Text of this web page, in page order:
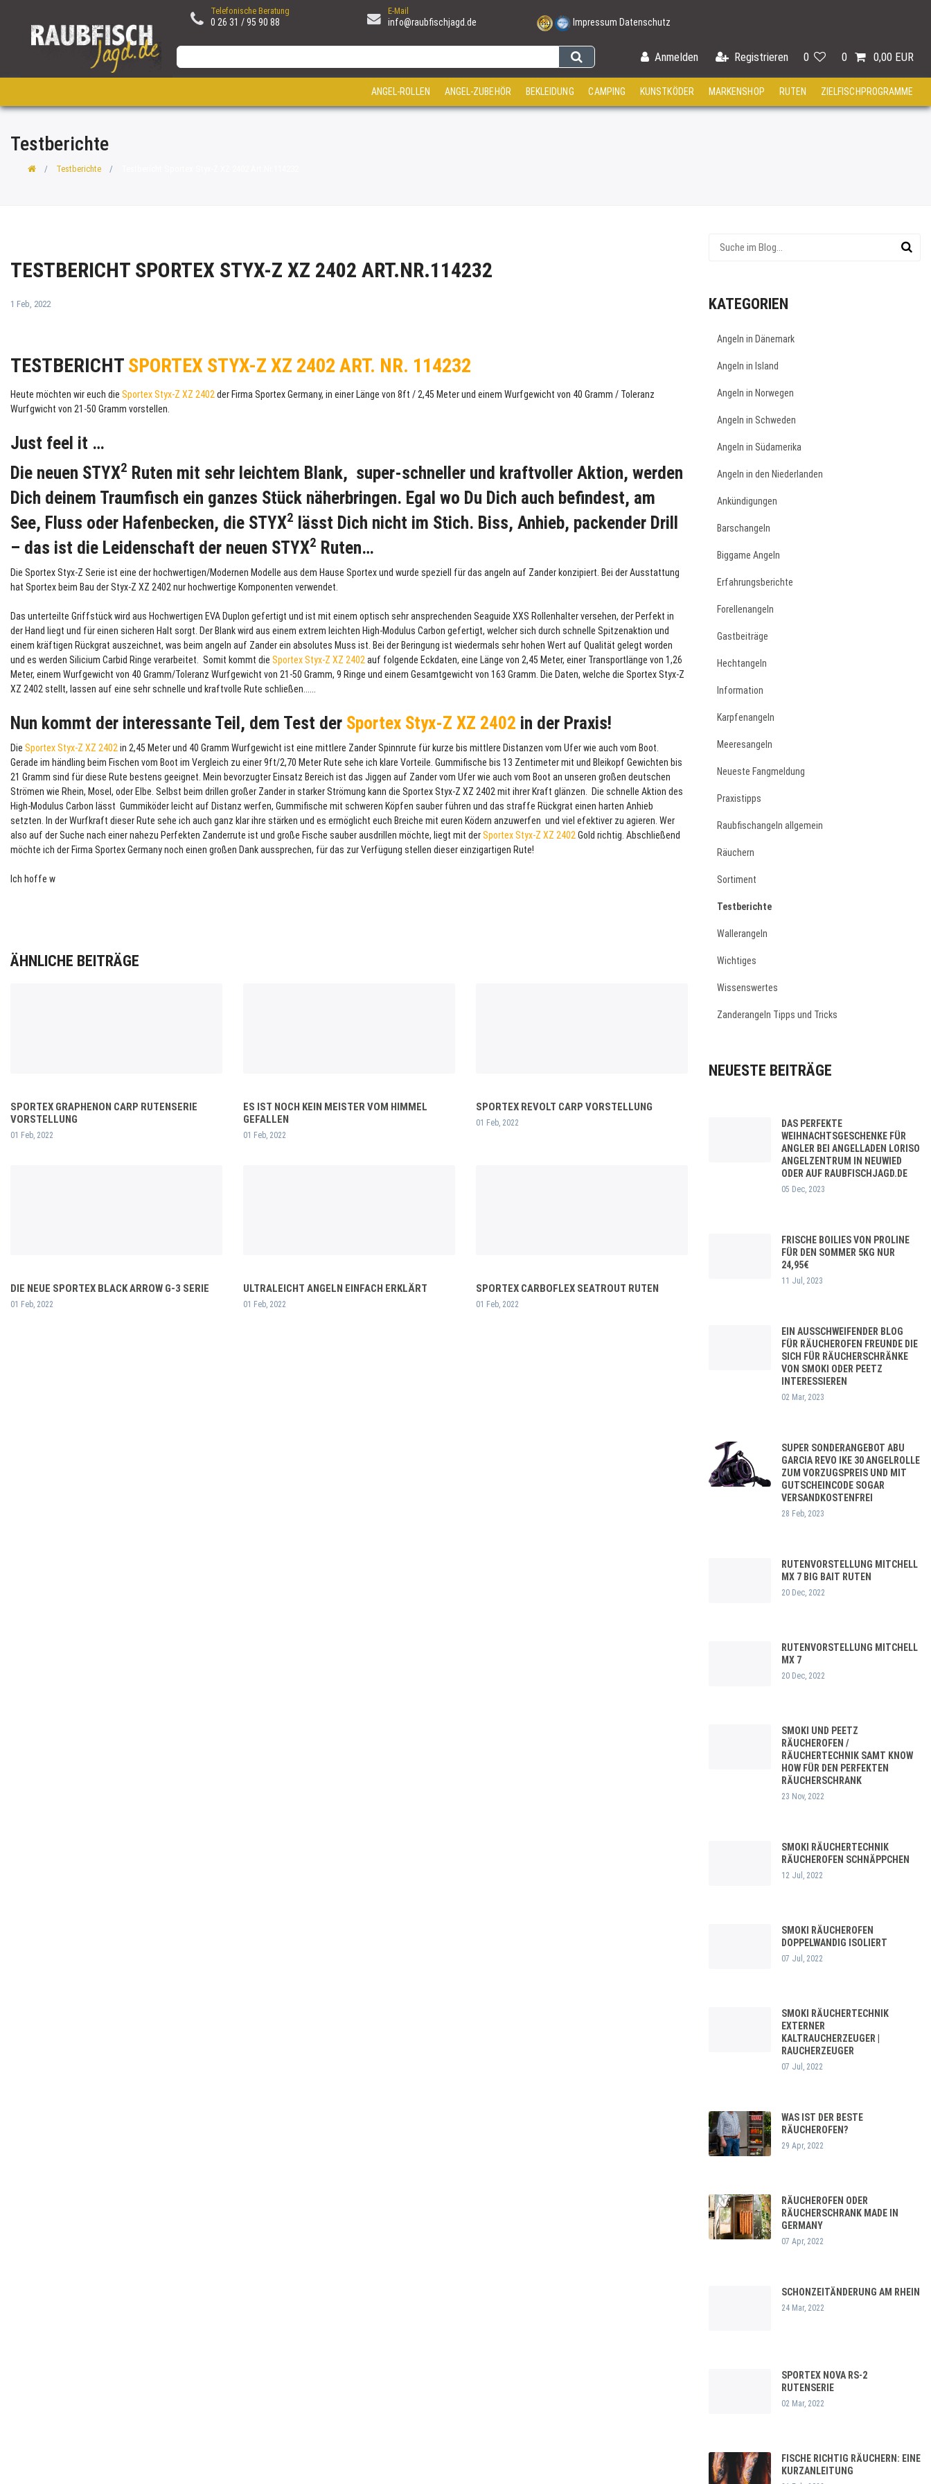
Telefonische Beratung
0 26 31 / 95 90 88
E-Mail
info@raubfischjagd.de Impressum Datenschutz
Anmelden Registrieren 0 0 0,00 EUR
ANGEL-ROLLEN ANGEL-ZUBEHÖR BEKLEIDUNG CAMPING KUNSTKÖDER MARKENSHOP RUTEN ZIELFISCHPROGRAMME
Testberichte
Testberichte
TESTBERICHT SPORTEX STYX-Z XZ 2402 ART.NR.114232
1 Feb, 2022
TESTBERICHT SPORTEX STYX-Z XZ 2402 ART. NR. 114232
Heute möchten wir euch die Sportex Styx-Z XZ 2402 der Firma Sportex Germany, in einer Länge von 8ft / 2,45 Meter und einem Wurfgewicht von 40 Gramm / Toleranz
Wurfgwicht von 21-50 Gramm vorstellen.
Just feel it …
Die neuen STYX2 Ruten mit sehr leichtem Blank, super-schneller und kraftvoller Aktion, werden
Dich deinem Traumfisch ein ganzes Stück näherbringen. Egal wo Du Dich auch befindest, am
See, Fluss oder Hafenbecken, die STYX2
lässt Dich nicht im Stich. Biss, Anhieb, packender Drill
– das ist die Leidenschaft der neuen STYX2 Ruten…
Die Sportex Styx-Z Serie ist eine der hochwertigen/Modernen Modelle aus dem Hause Sportex und wurde speziell für das angeln auf Zander konzipiert. Bei der Ausstattung
hat Sportex beim Bau der Styx-Z XZ 2402 nur hochwertige Komponenten verwendet.
Das unterteilte Griffstück wird aus Hochwertigen EVA Duplon gefertigt und ist mit einem optisch sehr ansprechenden Seaguide XXS Rollenhalter versehen, der Perfekt in
der Hand liegt und für einen sicheren Halt sorgt. Der Blank wird aus einem extrem leichten High-Modulus Carbon gefertigt, welcher sich durch schnelle Spitzenaktion und
einem kräftigen Rückgrat auszeichnet, was beim angeln auf Zander ein absolutes Muss ist. Bei der Beringung ist wiedermals sehr hohen Wert auf Qualität gelegt worden
und es werden Silicium Carbid Ringe verarbeitet. Somit kommt die Sportex Styx-Z XZ 2402 auf folgende Eckdaten, eine Länge von 2,45 Meter, einer Transportlänge von 1,26
Meter, einem Wurfgewicht von 40 Gramm/Toleranz Wurfgewicht von 21-50 Gramm, 9 Ringe und einem Gesamtgewicht von 163 Gramm. Die Daten, welche die Sportex Styx-Z
XZ 2402 stellt, lassen auf eine sehr schnelle und kraftvolle Rute schließen......
Nun kommt der interessante Teil, dem Test der Sportex Styx-Z XZ 2402 in der Praxis!
Die Sportex Styx-Z XZ 2402 in 2,45 Meter und 40 Gramm Wurfgewicht ist eine mittlere Zander Spinnrute für kurze bis mittlere Distanzen vom Ufer wie auch vom Boot.
Gerade im händling beim Fischen vom Boot im Vergleich zu einer 9ft/2,70 Meter Rute sehe ich klare Vorteile. Gummifische bis 13 Zentimeter mit und Bleikopf Gewichten bis
21 Gramm sind für diese Rute bestens geeignet. Mein bevorzugter Einsatz Bereich ist das Jiggen auf Zander vom Ufer wie auch vom Boot an unseren großen deutschen
Strömen wie Rhein, Mosel, oder Elbe. Selbst beim drillen großer Zander in starker Strömung kann die Sportex Styx-Z XZ 2402 mit ihrer Kraft glänzen. Die schnelle Aktion des
High-Modulus Carbon lässt Gummiköder leicht auf Distanz werfen, Gummifische mit schweren Köpfen sauber führen und das straffe Rückgrat einen harten Anhieb
setzten. In der Wurfkraft dieser Rute sehe ich auch ganz klar ihre stärken und es ermöglicht euch Breiche mit euren Ködern anzuwerfen und viel efektiver zu agieren. Wer
also auf der Suche nach einer nahezu Perfekten Zanderrute ist und große Fische sauber ausdrillen möchte, liegt mit derSportex Styx-Z XZ 2402 Gold richtig. Abschließend
möchte ich der Firma Sportex Germany noch einen großen Dank aussprechen, für das zur Verfügung stellen dieser einzigartigen Rute!
Ich hoffe w
ÄHNLICHE BEITRÄGE
SPORTEX GRAPHENON CARP RUTENSERIE
VORSTELLUNG
01 Feb, 2022
ES IST NOCH KEIN MEISTER VOM HIMMEL
GEFALLEN
01 Feb, 2022
SPORTEX REVOLT CARP VORSTELLUNG
01 Feb, 2022
DIE NEUE SPORTEX BLACK ARROW G-3 SERIE
01 Feb, 2022
ULTRALEICHT ANGELN EINFACH ERKLÄRT
01 Feb, 2022
SPORTEX CARBOFLEX SEATROUT RUTEN
01 Feb, 2022
KATEGORIEN
Angeln in Dänemark
Angeln in Island
Angeln in Norwegen
Angeln in Schweden
Angeln in Südamerika
Angeln in den Niederlanden
Ankündigungen
Barschangeln
Biggame Angeln
Erfahrungsberichte
Forellenangeln
Gastbeiträge
Hechtangeln
Information
Karpfenangeln
Meeresangeln
Neueste Fangmeldung
Praxistipps
Raubfischangeln allgemein
Räuchern
Sortiment
Testberichte
Wallerangeln
Wichtiges
Wissenswertes
Zanderangeln Tipps und Tricks
NEUESTE BEITRÄGE
DAS PERFEKTE
WEIHNACHTSGESCHENKE FÜR
ANGLER BEI ANGELLADEN LORISO
ANGELZENTRUM IN NEUWIED
ODER AUF RAUBFISCHJAGD.DE
05 Dec, 2023
FRISCHE BOILIES VON PROLINE
FÜR DEN SOMMER 5KG NUR
24,95€
11 Jul, 2023
EIN AUSSCHWEIFENDER BLOG
FÜR RÄUCHEROFEN FREUNDE DIE
SICH FÜR RÄUCHERSCHRÄNKE
VON SMOKI ODER PEETZ
INTERESSIEREN
02 Mar, 2023
SUPER SONDERANGEBOT ABU
GARCIA REVO IKE 30 ANGELROLLE
ZUM VORZUGSPREIS UND MIT
GUTSCHEINCODE SOGAR
VERSANDKOSTENFREI
28 Feb, 2023
RUTENVORSTELLUNG MITCHELL
MX 7 BIG BAIT RUTEN
20 Dec, 2022
RUTENVORSTELLUNG MITCHELL
MX 7
20 Dec, 2022
SMOKI UND PEETZ
RÄUCHEROFEN /
RÄUCHERTECHNIK SAMT KNOW
HOW FÜR DEN PERFEKTEN
RÄUCHERSCHRANK
23 Nov, 2022
SMOKI RÄUCHERTECHNIK
RÄUCHEROFEN SCHNÄPPCHEN
12 Jul, 2022
SMOKI RÄUCHEROFEN
DOPPELWANDIG ISOLIERT
07 Jul, 2022
SMOKI RÄUCHERTECHNIK
EXTERNER
KALTRAUCHERZEUGER |
RAUCHERZEUGER
07 Jul, 2022
WAS IST DER BESTE
RÄUCHEROFEN?
29 Apr, 2022
RÄUCHEROFEN ODER
RÄUCHERSCHRANK MADE IN
GERMANY
07 Apr, 2022
SCHONZEITÄNDERUNG AM RHEIN
24 Mar, 2022
SPORTEX NOVA RS-2
RUTENSERIE
02 Mar, 2022
FISCHE RICHTIG RÄUCHERN: EINE
KURZANLEITUNG